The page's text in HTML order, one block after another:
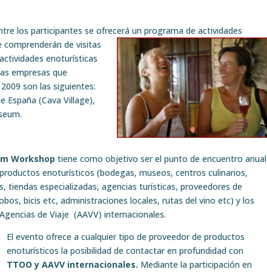
los participantes se ofrecerá un programa de actividades
de visitas
enoturísticas
empresas que
son las siguientes:
España (Cava Village),
Workshop tiene como objetivo ser el punto de encuentro anual
enoturísticos (bodegas, museos, centros culinarios,
tiendas especializadas, agencias turísticas, proveedores de
bicis etc, administraciones locales, rutas del vino etc) y los
de Viaje (AAVV) internacionales.
El evento ofrece a cualquier tipo de proveedor de productos
enoturísticos la posibilidad de contactar en profundidad con
TTOO y AAVV internacionales. Mediante la participación en